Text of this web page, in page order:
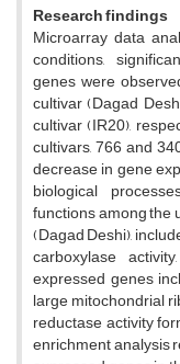
Research findings
Microarray data
conditions,
genes were
cultivar (Dagad
cultivar (IR20),
cultivars, 766 and
decrease in gene
biological
functions among the
(Dagad Deshi),
carboxylase
expressed genes
large mitochondrial
reductase activity
enrichment analysis